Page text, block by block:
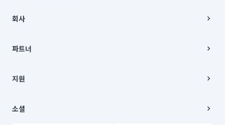
00019 |
주소 | 본사: 서울특별시 종로구 율곡로 6(중학동, 트윈트리빌딩) B동 5층
컨택센터 : 서울특별시 종로구 수송동 율곡로 24, 7층, 8층 미소
상품, 상품정보, 거래에 관한 의무와 책임은 거래당사자에게 있습니다.
언론 보도 관련 문의:
© 유한회사 미소. Miso, Inc. All Rights Reserved.
회사
채용
파트너
이사
지원
이용약관
소셜